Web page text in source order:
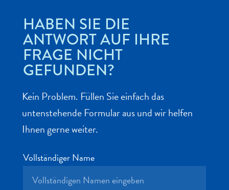
Abenteuer
Land
andere
Einkaufsviertel
trinken
Kunst
Kultur
Mietwagen
Museen
HABEN SIE DIE
ANTWORT AUF IHRE
FRAGE NICHT
GEFUNDEN?
Kein Problem. Füllen Sie einfach das
untenstehende Formular aus und wir helfen
Ihnen gerne weiter.
Vollständiger Name